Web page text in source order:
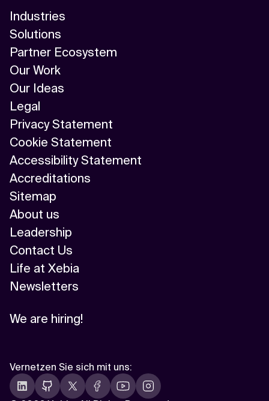
Industries
Solutions
Partner Ecosystem
Our Work
Our Ideas
Legal
Privacy Statement
Cookie Statement
Accessibility Statement
Accreditations
Sitemap
About us
Leadership
Contact Us
Life at Xebia
Newsletters
We are hiring!
Vernetzen Sie sich mit uns: